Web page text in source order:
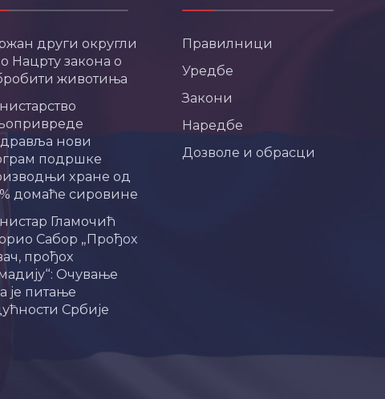
други округли
о Нацрту закона о
животиња
нови
подршке
хране од
домаће сировине
Гламочић
Сабор „Прођох
прођох
Очување
је питање
Србије
Правилници
Уредбе
Закони
Наредбе
Дозволе и обрасци